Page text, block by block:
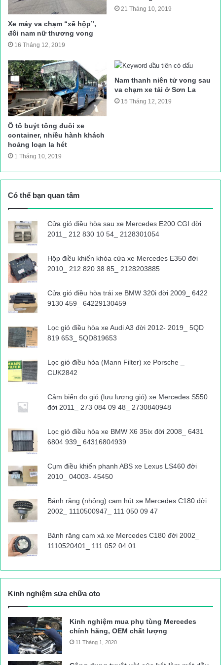
Xe máy va chạm “xế hộp”,
đôi nam nữ thương vong
16 Tháng 12, 2019
21 Tháng 10, 2019
Ô tô buýt tông đuôi xe
container, nhiều hành khách
hoảng loạn la hét
1 Tháng 10, 2019
Nam thanh niên tử vong sau
va chạm xe tải ở Sơn La
15 Tháng 12, 2019
Có thể bạn quan tâm
Cửa gió điều hòa sau xe Mercedes E200 CGI đời
2011_ 212 830 10 54_ 2128301054
Hộp điều khiển khóa cửa xe Mercedes E350 đời
2010_ 212 820 38 85_ 2128203885
Cửa gió điều hòa trái xe BMW 320i đời 2009_ 6422
9130 459_ 64229130459
Lọc gió điều hòa xe Audi A3 đời 2012- 2019_ 5QD
819 653_ 5QD819653
Lọc gió điều hòa (Mann Filter) xe Porsche _
CUK2842
Cảm biến đo gió (lưu lượng gió) xe Mercedes S550
đời 2011_ 273 084 09 48_ 2730840948
Lọc gió điều hòa xe BMW X6 35ix đời 2008_ 6431
6804 939_ 64316804939
Cụm điều khiển phanh ABS xe Lexus LS460 đời
2010_ 04003- 45450
Bánh răng (nhông) cam hút xe Mercedes C180 đời
2002_ 1110500947_ 111 050 09 47
Bánh răng cam xả xe Mercedes C180 đời 2002_
1110520401_ 111 052 04 01
Kinh nghiệm sửa chữa oto
Kinh nghiệm mua phụ tùng Mercedes
chính hãng, OEM chất lượng
11 Tháng 1, 2020